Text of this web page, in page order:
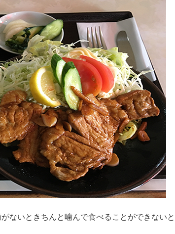
ないときちんと噛んで食べることができないと